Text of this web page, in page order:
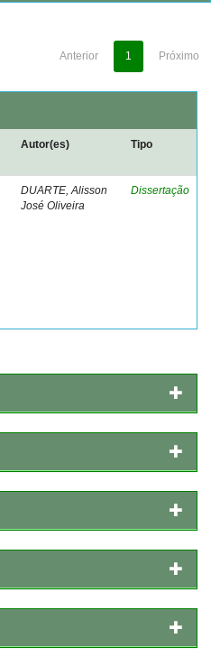
Anterior 1 Próximo
Autor(es) Tipo
DUARTE, Alisson
José Oliveira
Dissertação